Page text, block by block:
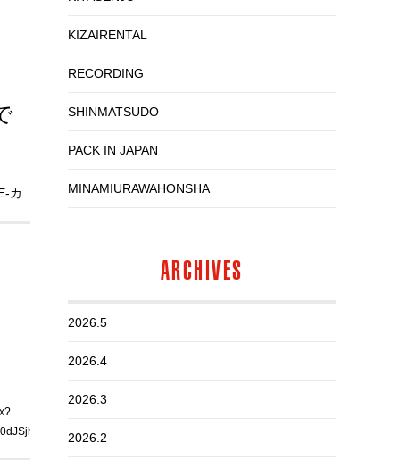
カ
さ
KIZAIRENTAL
RECORDING
SHINMATSUDO
PACK IN JAPAN
MINAMIURAWAHONSHA
ARCHIVES
2026.5
2026.4
2026.3
2026.2